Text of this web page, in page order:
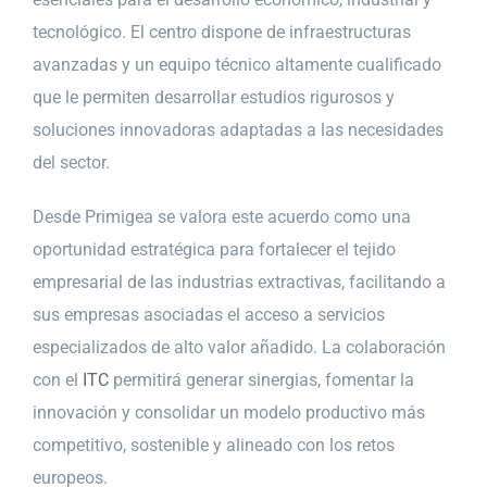
tecnológico. El centro dispone de infraestructuras
avanzadas y un equipo técnico altamente cualificado
que le permiten desarrollar estudios rigurosos y
soluciones innovadoras adaptadas a las necesidades
del sector.
Desde Primigea se valora este acuerdo como una
oportunidad estratégica para fortalecer el tejido
empresarial de las industrias extractivas, facilitando a
sus empresas asociadas el acceso a servicios
especializados de alto valor añadido. La colaboración
con el
ITC permitirá generar sinergias, fomentar la
innovación y consolidar un modelo productivo más
competitivo, sostenible y alineado con los retos
europeos.